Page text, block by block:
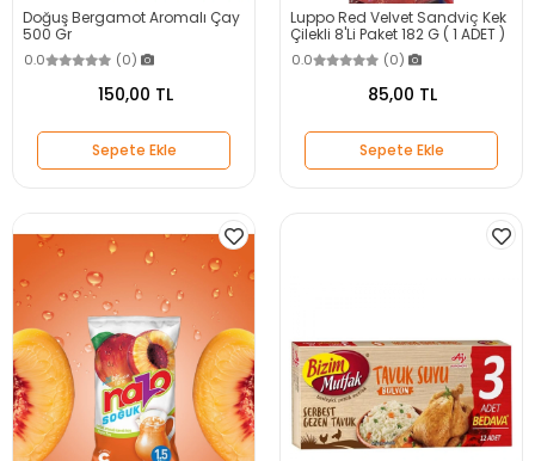
Doğuş Bergamot Aromalı Çay
500 Gr
0.0 (0)
150,00 TL
Sepete Ekle
Luppo Red Velvet Sandviç Kek
Çilekli 8'Li Paket 182 G ( 1 ADET )
0.0 (0)
85,00 TL
Sepete Ekle